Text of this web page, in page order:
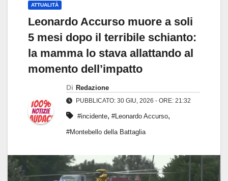
ATTUALITÀ
Leonardo Accurso muore a soli
5 mesi dopo il terribile schianto:
la mamma lo stava allattando al
momento dell’impatto
Di Redazione
PUBBLICATO: 30 GIU, 2026 - ORE: 21:32
#incidente, #Leonardo Accurso,
#Montebello della Battaglia